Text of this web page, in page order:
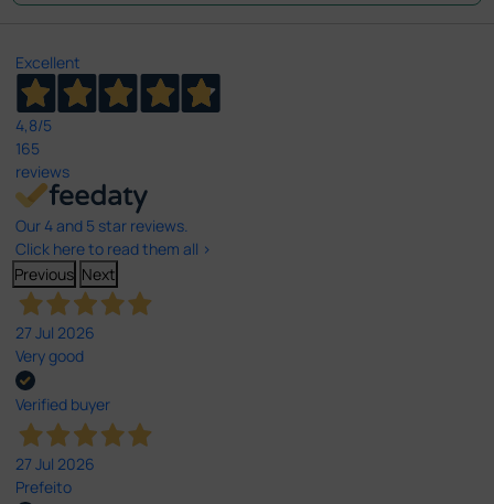
Excellent
4,8/5
165
reviews
Our 4 and 5 star reviews.
Click here to read them all >
Previous Next
27 Jul 2026
Very good
Verified buyer
27 Jul 2026
Prefeito